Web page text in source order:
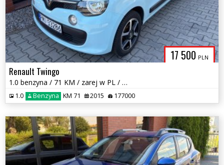
17 500 PLN
Renault Twingo
1.0 benzyna / 71 KM / zarej w PL / zadbany / możliwa zamiana
1.0 Benzyna KM 71 2015 177000